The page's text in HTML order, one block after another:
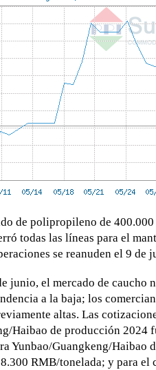
de polipropileno de 400.000
todas las líneas para el
se reanuden el 9 de
junio, el mercado de caucho
a la baja; los
altas. Las
Haibao de producción 2024
Yunbao/Guangkeng/Haibao
RMB/tonelada; y para el